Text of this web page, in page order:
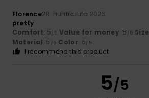
Florence28. huhtikuuta 2026
pretty
Comfort: 5/5 Value for money: 5 /5 Size
Material: 5 /5 Color: 5/5
I recommend this product
5/5